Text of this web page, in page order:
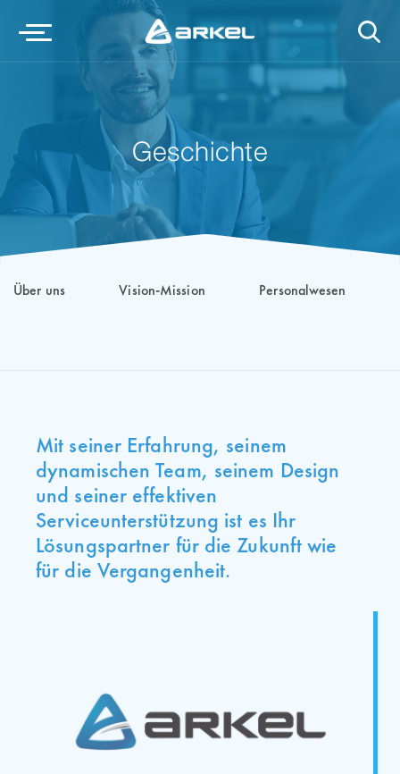
Geschichte
Über uns Vision-Mission Personalwesen
Mit seiner Erfahrung, seinem
dynamischen Team, seinem Design
und seiner effektiven
Serviceunterstützung ist es Ihr
Lösungspartner für die Zukunft wie
für die Vergangenheit.